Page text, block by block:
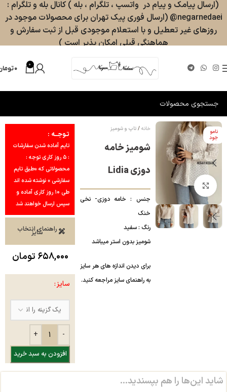
0 ۰
نامو
جود
بزرگنمایی تصویر
خانه تاپ و شومیز
شومیز خامه
دوزی Lidia‎‎
جنس : خامه دوزی- نخی
خنک
رنگ : سفید
شومیز بدون استر میباشد
برای دیدن اندازه های هر سایز
به راهنمای سایز مراجعه کنید.
تـوجــه :
تایم آماده شدن سفارشات
: ۵ روز کاری توجه :
محصولاتی که «طبق تایم
سفارشی » نوشته شده اند
طی ۱۰ روز کاری آماده و
سپس ارسال خواهند شد
راهنمای انتخاب
سایز
۶۵۸,۰۰۰ تومان
سایز
افزودن به سبد خرید
شاید این‌ها را هم بپسندید…
(ارسال پیامک و پیام در واتسپ ، تلگرام ، بله ) کانال بله و تلگرام :
negarnedaei@ (ارسال فوری پیک تهران برای محصولات موجود در
روزهای غیر تعطیل و با استعلام موجودی قبل از ثبت سفارش و
هماهنگی قبلی امکان پذیر است )